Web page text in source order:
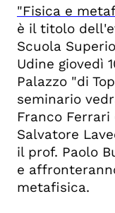
"Fisica e
è il titolo
Scuola
Udine giovedì
Palazzo "di
seminario
Franco
Salvatore
il prof. Paolo
e
metafisica.